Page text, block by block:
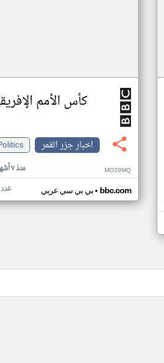
كأس الأمم
اخبار جزر القمر
منذ ٧ أشهر MO29MQ
بي بي سي عربي• bbc.com عدد